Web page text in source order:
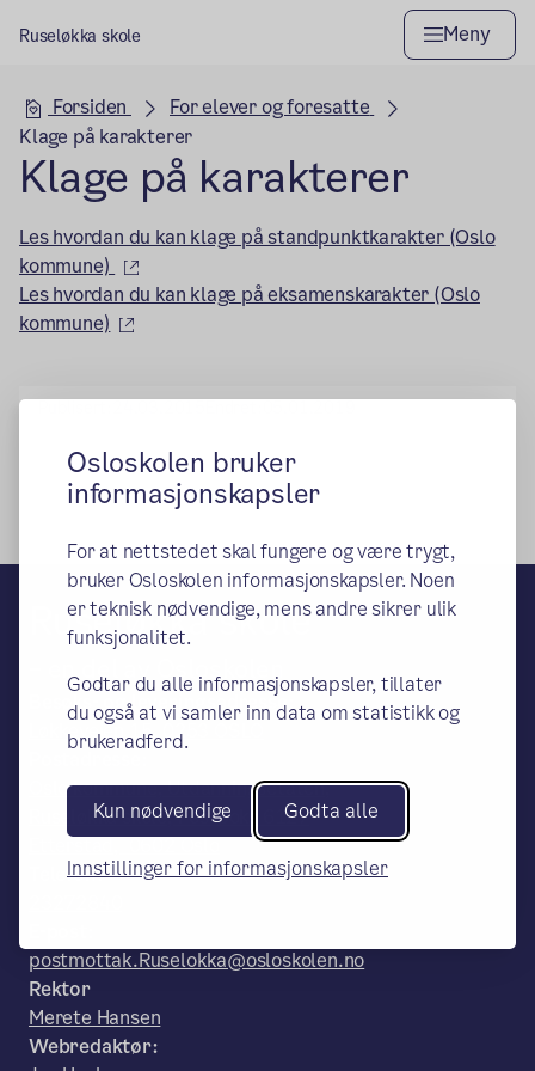
Osloskolen bruker
informasjonskapsler
For at nettstedet skal fungere og være trygt,
bruker Osloskolen informasjonskapsler. Noen
er teknisk nødvendige, mens andre sikrer ulik
funksjonalitet.
Godtar du alle informasjonskapsler, tillater
du også at vi samler inn data om statistikk og
brukeradferd.
Kun nødvendige Godta alle
Innstillinger for informasjonskapsler
Ruseløkka skole Meny
Hovedseksjon
Forsiden
For elever og foresatte
Klage på karakterer
Klage på karakterer
Les hvordan du kan klage på standpunktkarakter (Oslo
kommune)
(ekstern lenke)
Les hvordan du kan klage på eksamenskarakter (Oslo
kommune)
(ekstern lenke)
Publisert:24.03.2015Endret:05.01.2019
Ruseløkka skole
– en del av Osloskolen
Besøks- og leveringsadresse:
Løkkeveien 15, 0253 OSLO
Oslo kommune, Utdanningsetaten,
Ruseløkka skole, Postboks 6127
Etterstad, 0602 Oslo
Telefon:
postmottak.Ruselokka@osloskolen.no
Rektor
Merete Hansen
Webredaktør: